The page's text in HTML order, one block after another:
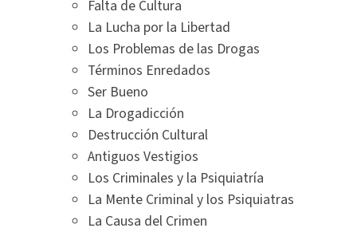
Falta de Cultura
La Lucha por la Libertad
Los Problemas de las Drogas
Términos Enredados
Ser Bueno
La Drogadicción
Destrucción Cultural
Antiguos Vestigios
Los Criminales y la Psiquiatría
La Mente Criminal y los Psiquiatras
La Causa del Crimen